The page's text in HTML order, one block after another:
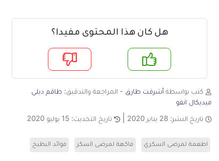
هل كان هذا المحتوى مفيدا؟
نعم لا
كتب بواسطة أشرقت طارق - المراجعة والتدقيق: طاقم ديلي
ميديكال انفو
تاريخ النشر: 28 يناير 2020 تاريخ التحديث: 15 يوليو 2020
اطعمة لمرضى السكري فاكهة لمرضى السكر فوائد البطيخ